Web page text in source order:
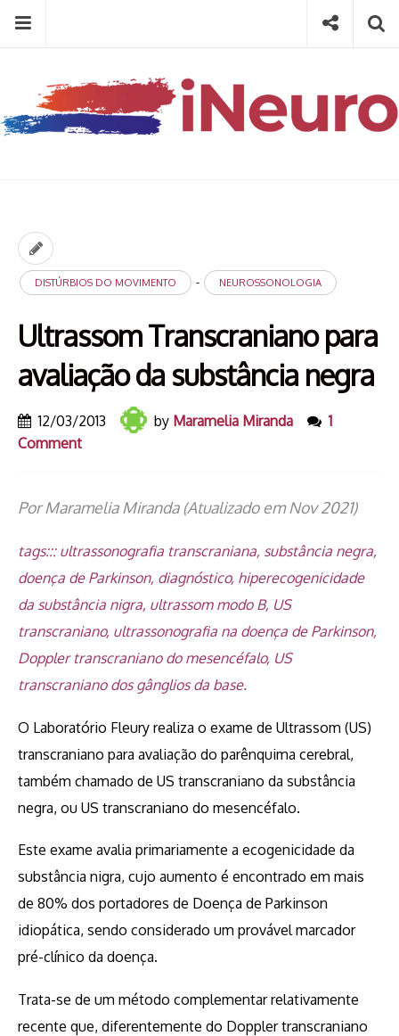
content
Menu
then
press
Type your search keyword, and press enter to search
Social
DISTÚRBIOS DO MOVIMENTO - NEUROSSONOLOGIA
Ultrassom Transcraniano para
avaliação da substância negra
12/03/2013 by Maramelia Miranda
1
Comment
Por Maramelia Miranda (Atualizado em Nov 2021)
tags::: ultrassonografia transcraniana, substância negra,
doença de Parkinson, diagnóstico, hiperecogenicidade
da substância nigra, ultrassom modo B, US
transcraniano, ultrassonografia na doença de Parkinson,
Doppler transcraniano do mesencéfalo, US
transcraniano dos gânglios da base.
O Laboratório Fleury realiza o exame de Ultrassom (US)
transcraniano para avaliação do parênquima cerebral,
também chamado de US transcraniano da substância
negra, ou US transcraniano do mesencéfalo.
Este exame avalia primariamente a ecogenicidade da
substância nigra, cujo aumento é encontrado em mais
de 80% dos portadores de Doença de Parkinson
idiopática, sendo considerado um provável marcador
pré-clínico da doença.
Trata-se de um método complementar relativamente
recente que, diferentemente do Doppler transcraniano